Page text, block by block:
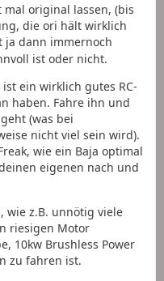
original lassen, (bis
die ori hält wirklich
ja dann immernoch
ist oder nicht.
ein wirklich gutes RC-
haben. Fahre ihn und
(was bei
nicht viel sein wird).
wie ein Baja optimal
eigenen nach und
wie z.B. unnötig viele
riesigen Motor
10kw Brushless Power
zu fahren ist.